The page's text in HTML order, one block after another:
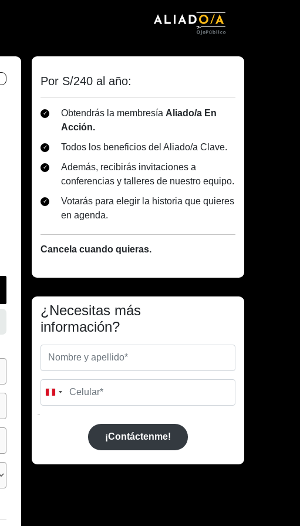
Por S/240 al año:
Obtendrás la membresía Aliado/a En
Acción.
Todos los beneficios del Aliado/a Clave.
Además, recibirás invitaciones a
conferencias y talleres de nuestro equipo.
Votarás para elegir la historia que quieres
en agenda.
Cancela cuando quieras.
¿Necesitas más
información?
Peru
¡Contáctenme!